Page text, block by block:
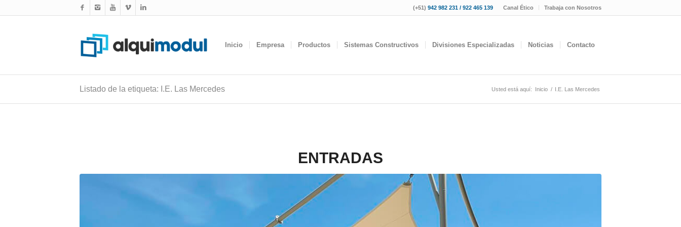
Canal Ético Trabaja con Nosotros
(+51) 942 982 231 / 922 465 139
Inicio Empresa Productos Sistemas Constructivos Divisiones Especializadas Noticias Contacto
Listado de la etiqueta: I.E. Las Mercedes Usted está aquí: Inicio / I.E. Las Mercedes
ENTRADAS